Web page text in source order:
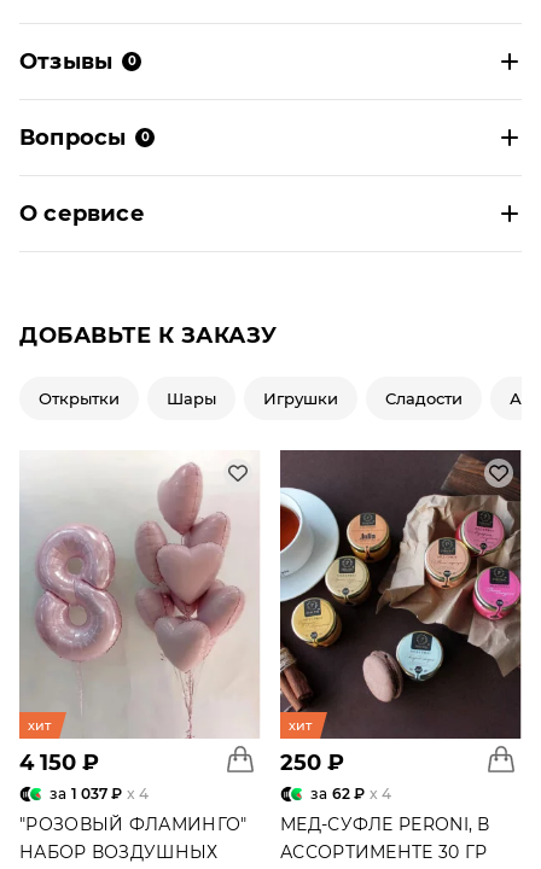
Отзывы 0
Вопросы 0
О сервисе
ДОБАВЬТЕ К ЗАКАЗУ
Открытки Шары Игрушки Сладости
хит
4 150 ₽
за 1 037 ₽ x 4
"РОЗОВЫЙ ФЛАМИНГО"
НАБОР ВОЗДУШНЫХ
хит
250 ₽
за 62 ₽ x 4
МЕД-СУФЛЕ PERONI, В
АССОРТИМЕНТЕ 30 ГР